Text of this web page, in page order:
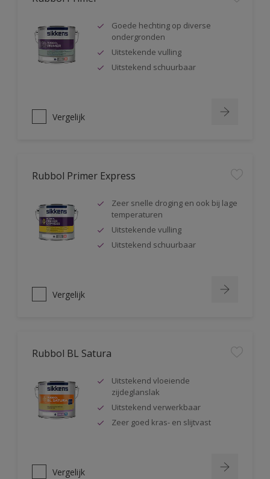
Goede hechting op diverse
ondergronden
Uitstekende vulling
Uitstekend schuurbaar
Vergelijk
Rubbol Primer Express
Zeer snelle droging en ook bij lage
temperaturen
Uitstekende vulling
Uitstekend schuurbaar
Vergelijk
Rubbol BL Satura
Uitstekend vloeiende
zijdeglanslak
Uitstekend verwerkbaar
Zeer goed kras- en slijtvast
Vergelijk